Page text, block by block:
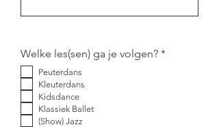
Welke les(sen) ga je volgen? *V
Peuterdans
Kleuterdans
Kidsdance
Klassiek Ballet
(Show) Jazz